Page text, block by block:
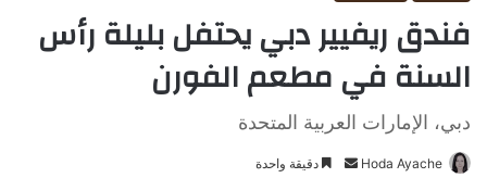
فندق ريفيير دبي يحتفل بليلة رأس
السنة في مطعم الفورن
دبي، الإمارات العربية المتحدة
Hoda Ayache دقيقة واحدة